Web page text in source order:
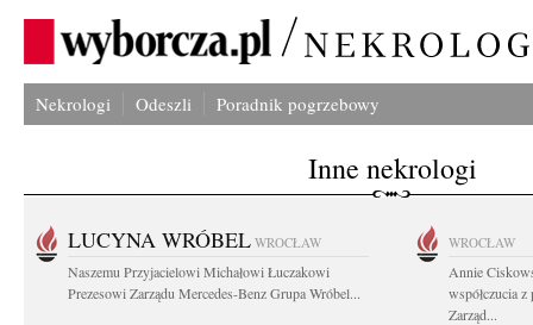
Nekrologi Odeszli Poradnik pogrzebowy
Inne nekrologi
LUCYNA WRÓBEL WROCŁAW
Naszemu Przyjacielowi Michałowi Łuczakowi
Prezesowi Zarządu Mercedes-Benz Grupa Wróbel...
WROCŁAW
Annie
współczucia
Zarząd...